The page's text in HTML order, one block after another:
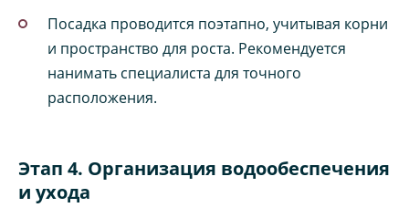
Посадка проводится поэтапно, учитывая корни
и пространство для роста. Рекомендуется
нанимать специалиста для точного
расположения.
Этап 4. Организация водообеспечения
и ухода